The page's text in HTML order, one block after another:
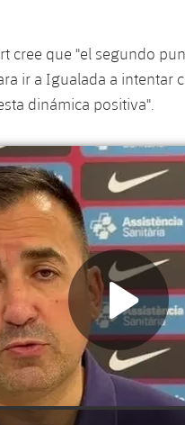
cree que "el segundo
ir a Igualada a intentar
dinámica positiva".